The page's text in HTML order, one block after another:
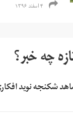
۴ اسفند ۱۳۹۶
چه خبر؟
شکنجه نوید